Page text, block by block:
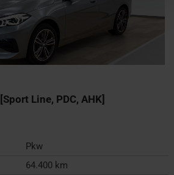
Line, PDC, AHK]
Pkw
64.400 km